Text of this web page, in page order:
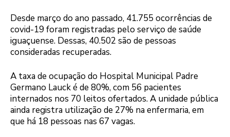
Desde março do ano passado, 41.755 ocorrências de
covid-19 foram registradas pelo serviço de saúde
iguaçuense. Dessas, 40.502 são de pessoas
consideradas recuperadas.
A taxa de ocupação do Hospital Municipal Padre
Germano Lauck é de 80%, com 56 pacientes
internados nos 70 leitos ofertados. A unidade pública
ainda registra utilização de 27% na enfermaria, em
que há 18 pessoas nas 67 vagas.